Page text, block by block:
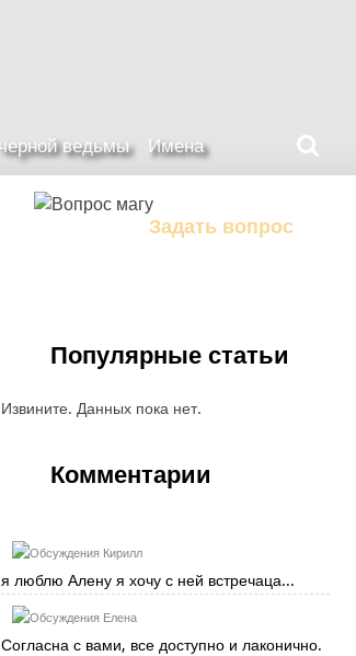
ведьмы Имена
сайте
Задать вопрос
Популярные статьи
Извините. Данных пока нет.
Комментарии
Кирилл
я люблю Алену я хочу с ней встречаца...
Елена
Согласна с вами, все доступно и лаконично.